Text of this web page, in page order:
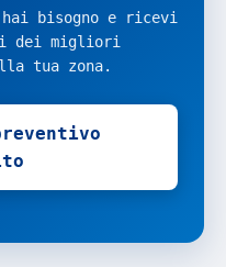
bisogno e ricevi
dei migliori
tua zona.